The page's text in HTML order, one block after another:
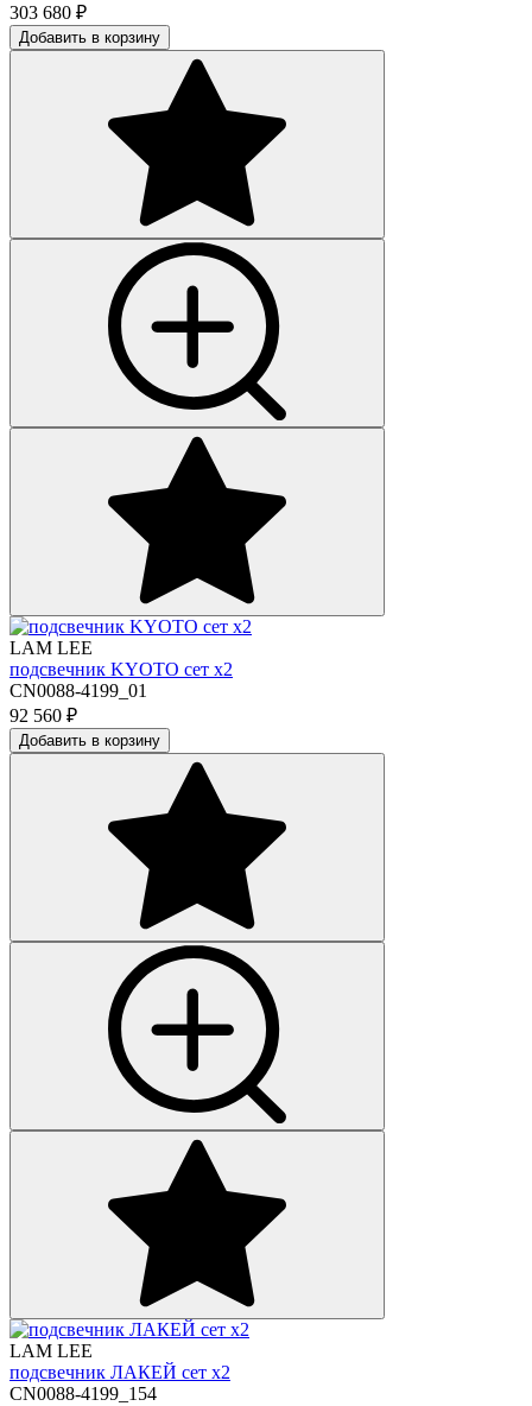
303 680 ₽
Добавить в корзину
LAM LEE
подсвечник KYOTO сет х2
CN0088-4199_01
92 560 ₽
Добавить в корзину
LAM LEE
подсвечник ЛАКЕЙ сет х2
CN0088-4199_154